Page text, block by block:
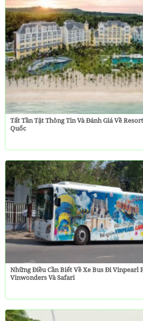
Tất Tần Tật Thông Tin Và Đánh Giá Về
Quốc
Những Điều Cần Biết Về Xe Bus Đi Vinpearl
Vinwonders Và Safari